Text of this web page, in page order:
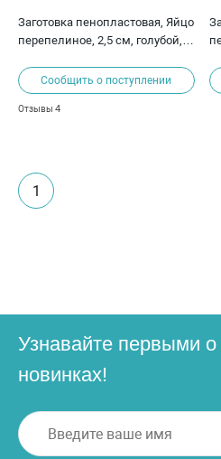
Заготовка пенопластовая, Яйцо
перепелиное, 2,5 см, голубой, 1
Сообщить о поступлении
Отзывы 4
1
Узнавайте первыми
новинках!